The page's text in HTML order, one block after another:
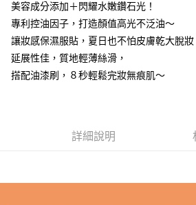
(FedEx)海外配送
美容成分添加＋閃耀水嫩鑽石光！
專利控油因子，打造顏值高光不泛油～
讓妝感保濕服貼，夏日也不怕皮膚乾大脫妝
延展性佳，質地輕薄絲滑，
搭配油漆刷，８秒輕鬆完妝無痕肌～
詳細說明